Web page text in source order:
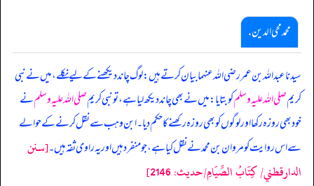
محمد محی الدین .
سیدنا عبداللہ بن عمر رضی اللہ عنہما بیان کرتے ہیں: لوگ چاند دیکھنے کے لیے نکلے، میں نے نبی
کریمصلی اللہ علیہ وسلمکو بتایا: میں نے بھی چاند دیکھ لیا ہے، تو نبی کریمصلی اللہ علیہ وسلمنے
خود بھی روزہ رکھا اور لوگوں کو بھی روزہ رکھنے کا حکم دیا۔ ابن وہب سے نقل کرنے کے حوالے
سے اس روایت کو مروان بن محمد نے نقل کیا ہے، جو منفرد ہیں اور یہ راوی ثقہ ہیں۔[سنن
الدارقطني/ كِتَابُ الصِّيَامِ/حدیث: 2146]